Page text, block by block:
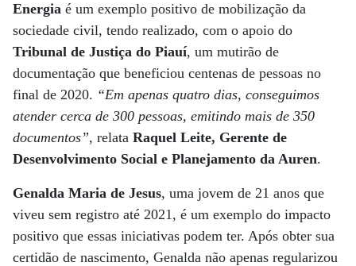
Energia é um exemplo positivo de mobilização da
sociedade civil, tendo realizado, com o apoio do
Tribunal de Justiça do Piauí, um mutirão de
documentação que beneficiou centenas de pessoas no
final de 2020. “Em apenas quatro dias, conseguimos
atender cerca de 300 pessoas, emitindo mais de 350
documentos”, relata Raquel Leite, Gerente de
Desenvolvimento Social e Planejamento da Auren.
Genalda Maria de Jesus, uma jovem de 21 anos que
viveu sem registro até 2021, é um exemplo do impacto
positivo que essas iniciativas podem ter. Após obter sua
certidão de nascimento, Genalda não apenas regularizou